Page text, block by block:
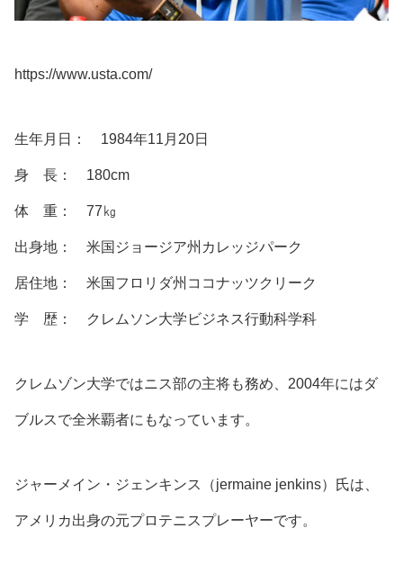
https://www.usta.com/
生年月日： 1984年11月20日
身 長： 180cm
体 重： 77㎏
出身地： 米国ジョージア州カレッジパーク
居住地： 米国フロリダ州ココナッツクリーク
学 歴： クレムソン大学ビジネス行動科学科
クレムゾン大学ではニス部の主将も務め、2004年にはダ
ブルスで全米覇者にもなっています。
ジャーメイン・ジェンキンス（jermaine jenkins）氏は、
アメリカ出身の元プロテニスプレーヤーです。